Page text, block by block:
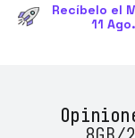
Recíbelo el
11 Ago.